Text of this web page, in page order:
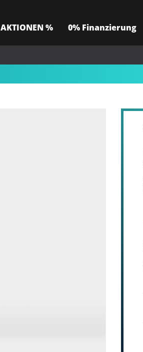
AKTIONEN % 0% Finanzierung